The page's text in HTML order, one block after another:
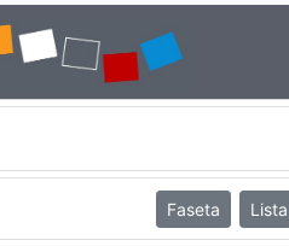
Faseta Lista